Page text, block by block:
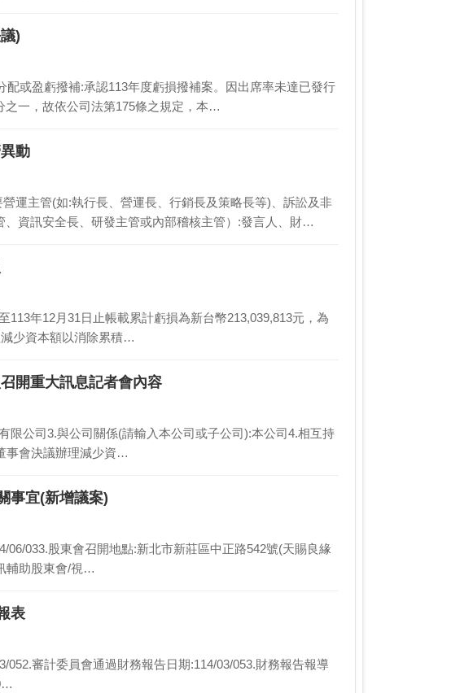
)
配或盈虧撥補:承認113年度虧損撥補案。因出席率未達已發行
之一，故依公司法第175條之規定，本…
動
運主管(如:執行長、營運長、行銷長及策略長等)、訴訟及非
資訊安全長、研發主管或內部稽核主管）:發言人、財…
113年12月31日止帳載累計虧損為新台幣213,039,813元，為
少資本額以消除累積…
開重大訊息記者會內容
限公司3.與公司關係(請輸入本公司或子公司):本公司4.相互持
事會決議辦理減少資…
事宜(新增議案)
06/033.股東會召開地點:新北市新莊區中正路542號(天賜良緣
輔助股東會/視…
表
052.審計委員會通過財務報告日期:114/03/053.財務報告報導